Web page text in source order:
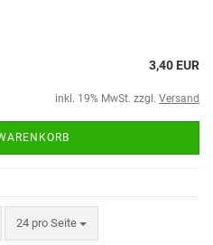
3,40 EUR
inkl. 19% MwSt. zzgl. Versand
24 pro Seite